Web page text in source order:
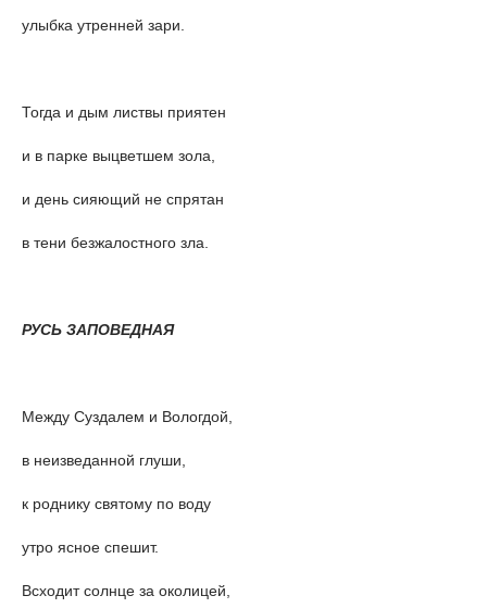
улыбка утренней зари.
Тогда и дым листвы приятен
и в парке выцветшем зола,
и день сияющий не спрятан
в тени безжалостного зла.
РУСЬ ЗАПОВЕДНАЯ
Между Суздалем и Вологдой,
в неизведанной глуши,
к роднику святому по воду
утро ясное спешит.
Всходит солнце за околицей,